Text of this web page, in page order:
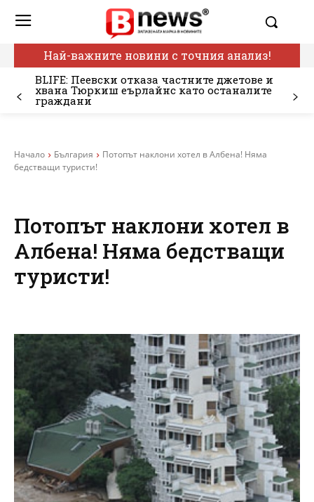
Най-важните новини с точния анализ!
BLIFE: Пеевски отказа частните джетове и
хвана Тюркиш еърлайнс като останалите
граждани
Начало България
Потопът наклони хотел в Албена! Няма
бедстващи туристи!
Потопът наклони хотел в
Албена! Няма бедстващи
туристи!